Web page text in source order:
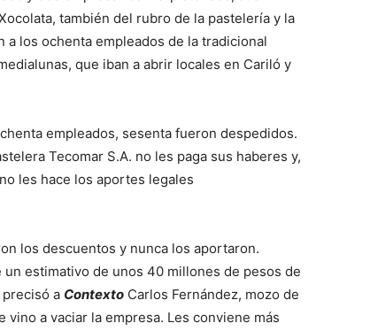
también del rubro de la pastelería y la
los ochenta empleados de la tradicional
que iban a abrir locales en Cariló y
empleados, sesenta fueron despedidos.
Tecomar S.A. no les paga sus haberes y,
les hace los aportes legales
los descuentos y nunca los aportaron.
estimativo de unos 40 millones de pesos de
a Contexto Carlos Fernández, mozo de
vino a vaciar la empresa. Les conviene más